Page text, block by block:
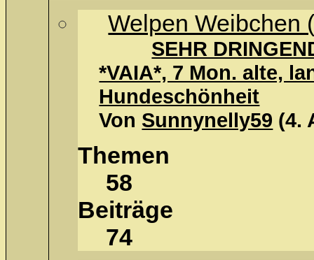
Welpen Weibchen
SEHR
*VAIA*, 7 Mon. alte,
Hundeschönheit
Von Sunnynelly59 (4.
Themen
58
Beiträge
74